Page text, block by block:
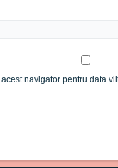
navigator pentru data